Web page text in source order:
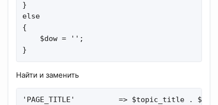
}
else
{
    $dow = '';
}
Найти и заменить
'PAGE_TITLE'          => $topic_title .